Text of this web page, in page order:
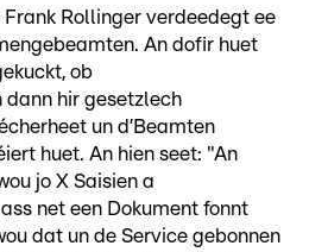
Rollinger verdeedegt ee
An dofir huet
ob
hir gesetzlech
un d’Beamten
huet. An hien seet: "An
jo X Saisien a
net een Dokument fonnt
dat un de Service gebonnen